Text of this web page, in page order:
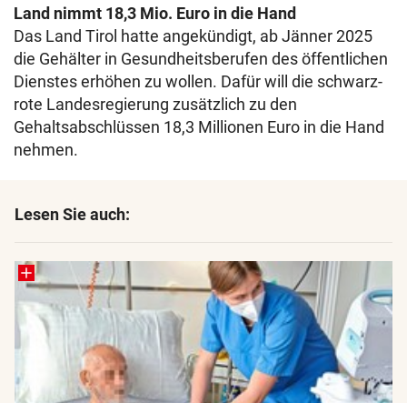
Land nimmt 18,3 Mio. Euro in die Hand
Das Land Tirol hatte angekündigt, ab Jänner 2025
die Gehälter in Gesundheitsberufen des öffentlichen
Dienstes erhöhen zu wollen. Dafür will die schwarz-
rote Landesregierung zusätzlich zu den
Gehaltsabschlüssen 18,3 Millionen Euro in die Hand
nehmen.
Lesen Sie auch: